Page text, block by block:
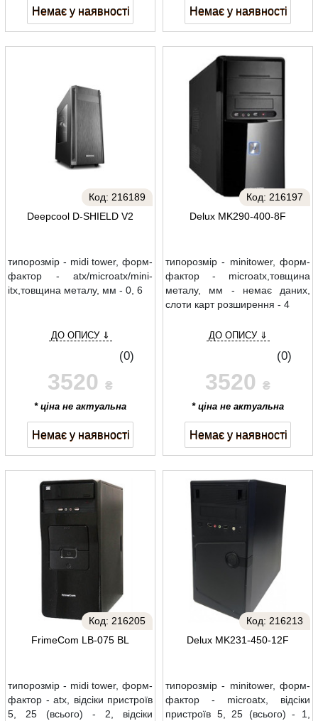
Немає у наявності Немає у наявності
Deepcool D-SHIELD V2
Код: 216189
типорозмір - midi tower, форм-
фактор - atx/microatx/mini-
itx,товщина металу, мм - 0, 6
ДО ОПИСУ ⇓
(0)
3520 ₴
* ціна не актуальна
Немає у наявності
Delux MK290-400-8F
Код: 216197
типорозмір - minitower, форм-
фактор - microatx,товщина
металу, мм - немає даних,
слоти карт розширення - 4
ДО ОПИСУ ⇓
(0)
3520 ₴
* ціна не актуальна
Немає у наявності
FrimeCom LB-075 BL
Код: 216205
типорозмір - midi tower, форм-
фактор - atx, відсіки пристроїв
5, 25 (всього) - 2, відсіки
Delux MK231-450-12F
Код: 216213
типорозмір - minitower, форм-
фактор - microatx, відсіки
пристроїв 5, 25 (всього) - 1,